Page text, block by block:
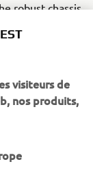
robust chassis
visiteurs de
nos produits,